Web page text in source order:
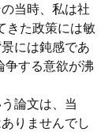
当時、私は社
きた政策には敏
には鈍感であ
争する意欲が沸
論文は、当
りませんでし